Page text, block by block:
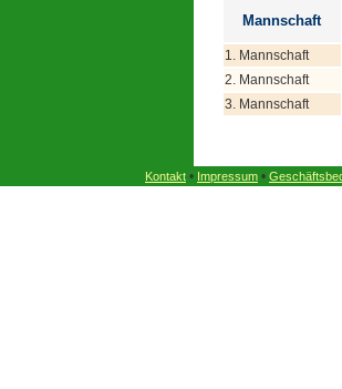
Mannschaft
1. Mannschaft
2. Mannschaft
3. Mannschaft
Kontakt • Impressum •